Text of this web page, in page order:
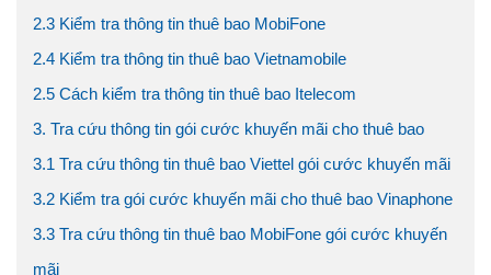
2.3 Kiểm tra thông tin thuê bao MobiFone
2.4 Kiểm tra thông tin thuê bao Vietnamobile
2.5 Cách kiểm tra thông tin thuê bao Itelecom
3. Tra cứu thông tin gói cước khuyến mãi cho thuê bao
3.1 Tra cứu thông tin thuê bao Viettel gói cước khuyến mãi
3.2 Kiểm tra gói cước khuyến mãi cho thuê bao Vinaphone
3.3 Tra cứu thông tin thuê bao MobiFone gói cước khuyến
mãi